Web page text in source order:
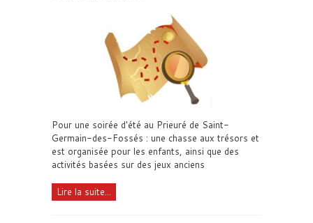
Pour une soirée d'été au Prieuré de Saint-
Germain-des-Fossés : une chasse aux trésors et
est organisée pour les enfants, ainsi que des
activités basées sur des jeux anciens
Lire la suite...